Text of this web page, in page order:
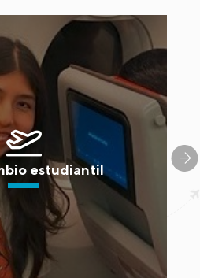
estudiantil